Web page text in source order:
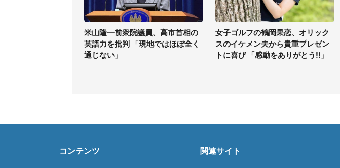
米山隆一前衆院議員、高市首相の
英語力を批判 「現地ではほぼ全く
通じない」
女子ゴルフの鶴岡果恋、オリック
スのイケメン夫から貴重プレゼン
トに喜び 「感動をありがとう!!」
コンテンツ 関連サイト